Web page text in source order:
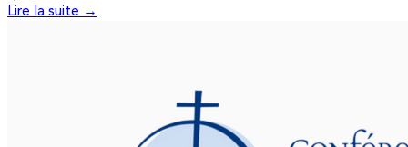
Lire la suite →